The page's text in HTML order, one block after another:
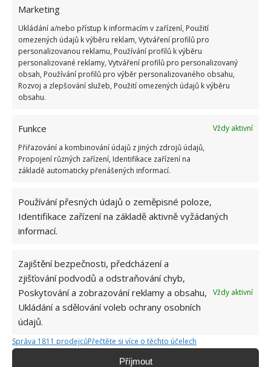
Marketing
Ukládání a/nebo přístup k informacím v zařízení, Použití
omezených údajů k výběru reklam, Vytváření profilů pro
personalizovanou reklamu, Používání profilů k výběru
personalizované reklamy, Vytváření profilů pro personalizovaný
obsah, Používání profilů pro výběr personalizovaného obsahu,
Rozvoj a zlepšování služeb, Použití omezených údajů k výběru
obsahu.
Funkce
Vždy aktivní
Přiřazování a kombinování údajů z jiných zdrojů údajů,
Propojení různých zařízení, Identifikace zařízení na
základě automaticky přenášených informací.
Používání přesných údajů o zeměpisné poloze,
Identifikace zařízení na základě aktivně vyžádaných
informací.
Zajištění bezpečnosti, předcházení a
zjišťování podvodů a odstraňování chyb,
Poskytování a zobrazování reklamy a obsahu,
Ukládání a sdělování voleb ochrany osobních
údajů.
Vždy aktivní
Správa 1811 prodejcůPřečtěte si více o těchto účelech
Příjmout
Jednoduché a rychlé
Jak vidíte, metoda je rychlá. Pokud byste sečetli
náklady, uvidíte, že metoda je mnohem levnější, než
nepříjemně páchnoucí nebezpečné komerční
prostředky. Ocet se opět ukazuje jako výborný
Zdroj: Goodhousekeeping